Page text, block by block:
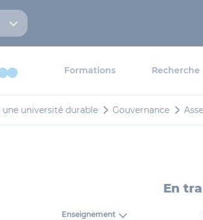
cookies
Formations Recherche
université durable Gouvernance
En
Enseignement